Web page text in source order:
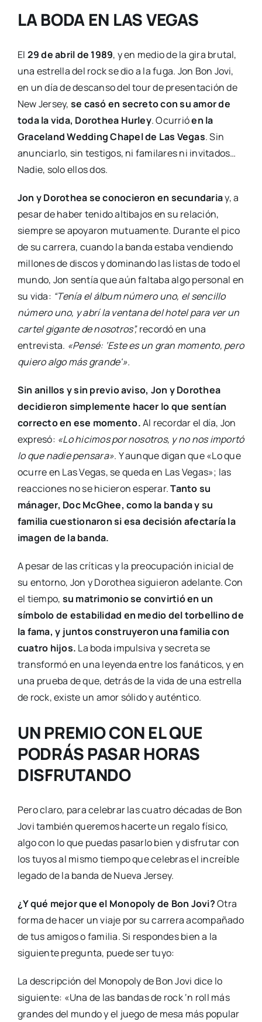
LA BODA EN LAS VEGAS
El 29 de abril de 1989, y en medio de la gira brutal,
una estrella del rock se dio a la fuga. Jon Bon Jovi,
en un día de descanso del tour de presentación de
New Jersey, se casó en secreto con su amor de
toda la vida, Dorothea Hurley. Ocurrióen la
Graceland Wedding Chapel de Las Vegas. Sin
anunciarlo, sin testigos, ni familares ni invitados…
Nadie, solo ellos dos.
Jon y Dorothea se conocieron en secundariay, a
pesar de haber tenido altibajos en su relación,
siempre se apoyaron mutuamente. Durante el pico
de su carrera, cuando la banda estaba vendiendo
millones de discos y dominando las listas de todo el
mundo, Jon sentía que aún faltaba algo personal en
su vida: “Tenía el álbum número uno, el sencillo
número uno, y abrí la ventana del hotel para ver un
cartel gigante de nosotros”,recordó en una
entrevista. «Pensé: ‘Este es un gran momento, pero
quiero algo más grande'».
Sin anillos y sin previo aviso, Jon y Dorothea
decidieron simplemente hacer lo que sentían
correcto en ese momento.Al recordar el día, Jon
expresó: «Lo hicimos por nosotros, y no nos importó
lo que nadie pensara». Y aunque digan que «Lo que
ocurre en Las Vegas, se queda en Las Vegas»; las
reacciones no se hicieron esperar.Tanto su
mánager, Doc McGhee, como la banda y su
familia cuestionaron si esa decisión afectaría la
imagen de la banda.
A pesar de las críticas y la preocupación inicial de
su entorno, Jon y Dorothea siguieron adelante. Con
el tiempo, su matrimonio se convirtió en un
símbolo de estabilidad en medio del torbellino de
la fama, y juntos construyeron una familia con
cuatro hijos. La boda impulsiva y secreta se
transformó en una leyenda entre los fanáticos, y en
una prueba de que, detrás de la vida de una estrella
de rock, existe un amor sólido y auténtico.
UN PREMIO CON EL QUE
PODRÁS PASAR HORAS
DISFRUTANDO
Pero claro, para celebrar las cuatro décadas de Bon
Jovi también queremos hacerte un regalo físico,
algo con lo que puedas pasarlo bien y disfrutar con
los tuyos al mismo tiempo que celebras el increíble
legado de la banda de Nueva Jersey.
¿Y qué mejor que el Monopoly de Bon Jovi?Otra
forma de hacer un viaje por su carrera acompañado
de tus amigos o familia. Si respondes bien a la
siguiente pregunta, puede ser tuyo:
La descripción del Monopoly de Bon Jovi dice lo
siguiente: «Una de las bandas de rock ‘n roll más
grandes del mundo y el juego de mesa más popular